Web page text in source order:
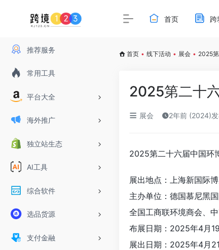
推荐服务
常用工具
平台大全
海外推广
独立站生态
AI工具
综合软件
选品货源
支付金融
首页 跨
首页 • 线下活动 • 展会 • 2025
2025第二十
展会 2年前 (2024)
2025第二十六届中国环
展出地点：上海新国际
主办单位：德国慕尼黑
全国工商联环境商会、
布展日期：2025年4月
展出日期：2025年4月